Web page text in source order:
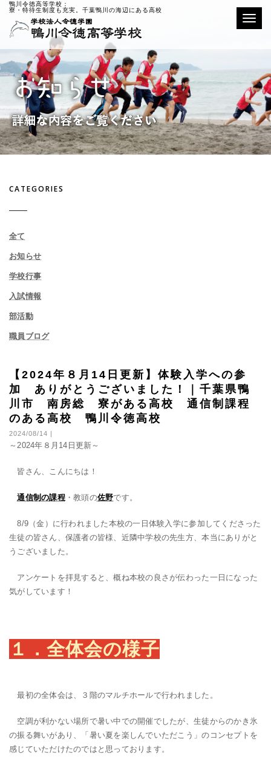
鴨川令徳高等学校：
寮・特待生制度も充実。千葉鴨川の海辺にある高校
CATEGORIES
全て
お知らせ
学校行事
入試情報
部活動
職員ブログ
【2024年８月14日更新】体験入学への参
加 ありがとうございました！｜千葉県鴨
川市 南房総 寮がある高校 通信制課程
のある高校 鴨川令徳高校
2024/08/14 |
～2024年８月14日更新～
皆さん、こんにちは！
通信制の課程・教頭の佐野です。
8/9（金）に行われました本校の一日体験入学に参加してくださった
生徒の皆さん、保護者の皆様、近隣中学校の先生方、本当にありがと
うございました。
アンケートを拝見すると、概ね本校の良さが伝わった一日になった
気がしています！
１．全体会の様子
最初の全体会は、３階のマルチホールで行われました。
空調が利かない場所で暑い中での開催でしたが、生徒からのかき氷
の振る舞いがあり、「暑い夏を楽しんでいただこう」のコンセプトを
感じていただけたのではと思っております。